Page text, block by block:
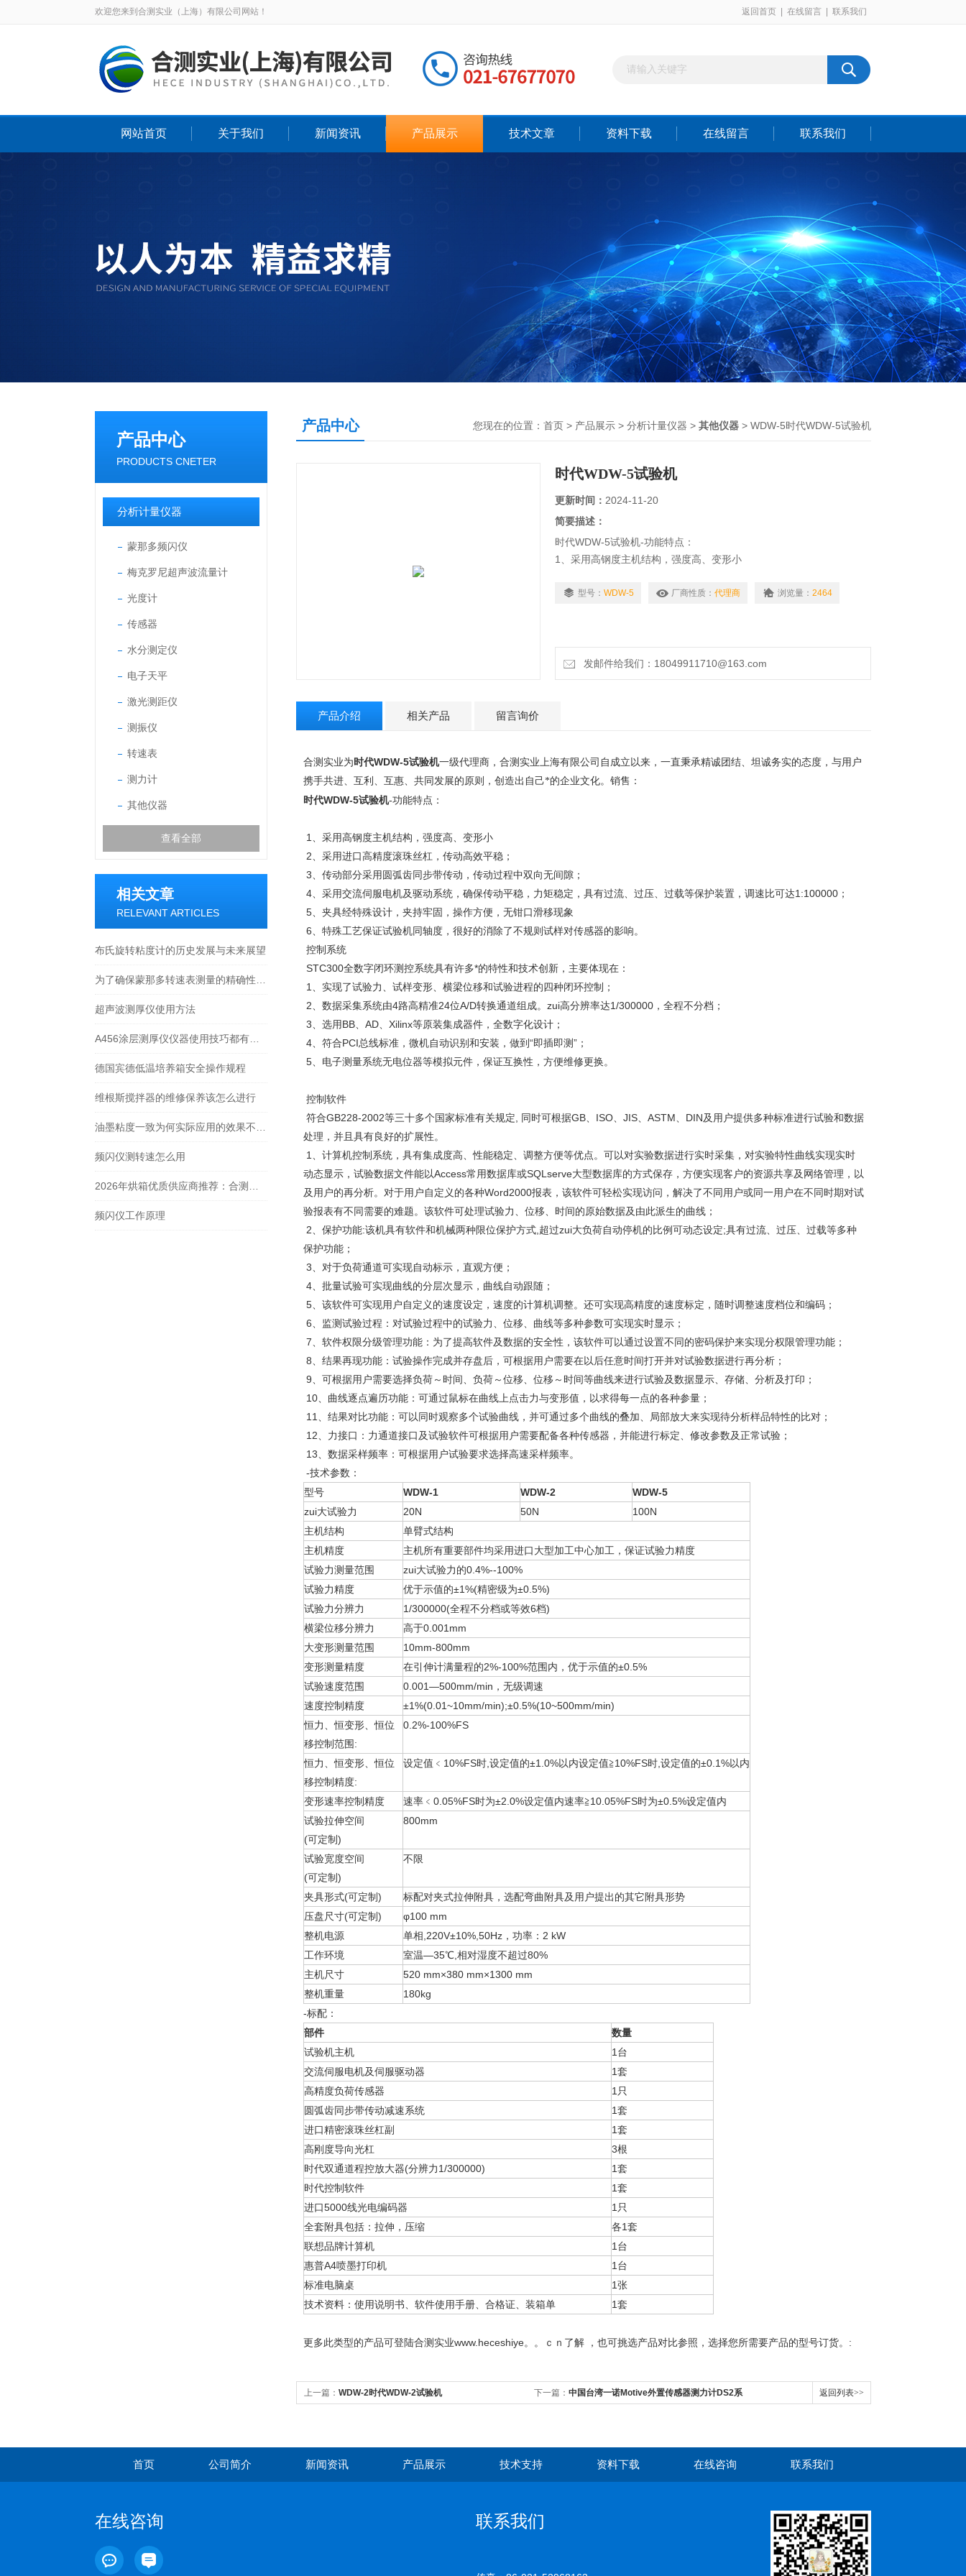
欢迎您来到合测实业（上海）有限公司网站！ 返回首页 在线留言 联系我们
网站首页 关于我们 新闻资讯 产品展示 技术文章 资料下载 在线留言 联系我们
产品中心
PRODUCTS CNETER
分析计量仪器
蒙那多频闪仪
梅克罗尼超声波流量计
光度计
传感器
水分测定仪
电子天平
激光测距仪
测振仪
转速表
测力计
其他仪器
查看全部
相关文章
RELEVANT ARTICLES
布氏旋转粘度计的历史发展与未来展望
超声波测厚仪使用方法
德国宾德低温培养箱安全操作规程
维根斯搅拌器的维修保养该怎么进行
频闪仪测转速怎么用
频闪仪工作原理
产品中心 您现在的位置： 首页 > 产品展示 > 分析计量仪器 > 其他仪器 > WDW-5时代WDW-5试验机
时代WDW-5试验机
更新时间： 2024-11-20
简要描述：
时代WDW-5试验机-功能特点：
1、采用高钢度主机结构，强度高、变形小
3、传动部分采用圆弧齿同步带传动，传动过程中双向无间隙；
5、夹具经特殊设计，夹持牢固，操作方便，无钳口滑移现象
型号： WDW-5 厂商性质： 代理商 浏览量： 2464
发邮件给我们：18049911710@163.com
产品介绍 相关产品 留言询价
合测实业为时代WDW-5试验机一级代理商，合测实业上海有限公司自成立以来，一直秉承精诚团结、坦诚务实的态度，与用户
携手共进、互利、互惠、共同发展的原则，创造出自己*的企业文化。销售：
时代WDW-5试验机-功能特点：
1、采用高钢度主机结构，强度高、变形小
2、采用进口高精度滚珠丝杠，传动高效平稳；
3、传动部分采用圆弧齿同步带传动，传动过程中双向无间隙；
4、采用交流伺服电机及驱动系统，确保传动平稳，力矩稳定，具有过流、过压、过载等保护装置，调速比可达1:100000；
5、夹具经特殊设计，夹持牢固，操作方便，无钳口滑移现象
6、特殊工艺保证试验机同轴度，很好的消除了不规则试样对传感器的影响。
控制系统
STC300全数字闭环测控系统具有许多*的特性和技术创新，主要体现在：
1、实现了试验力、试样变形、横梁位移和试验进程的四种闭环控制；
2、数据采集系统由4路高精准24位A/D转换通道组成。zui高分辨率达1/300000，全程不分档；
3、选用BB、AD、Xilinx等原装集成器件，全数字化设计；
4、符合PCI总线标准，微机自动识别和安装，做到“即插即测”；
5、电子测量系统无电位器等模拟元件，保证互换性，方便维修更换。
控制软件
符合GB228-2002等三十多个国家标准有关规定, 同时可根据GB、ISO、JIS、ASTM、DIN及用户提供多种标准进行试验和数据
处理，并且具有良好的扩展性。
1、计算机控制系统，具有集成度高、性能稳定、调整方便等优点。可以对实验数据进行实时采集，对实验特性曲线实现实时
动态显示，试验数据文件能以Access常用数据库或SQLserve大型数据库的方式保存，方便实现客户的资源共享及网络管理，以
及用户的再分析。对于用户自定义的各种Word2000报表，该软件可轻松实现访问，解决了不同用户或同一用户在不同时期对试
验报表有不同需要的难题。该软件可处理试验力、位移、时间的原始数据及由此派生的曲线；
2、保护功能:该机具有软件和机械两种限位保护方式,超过zui大负荷自动停机的比例可动态设定;具有过流、过压、过载等多种
保护功能；
3、对于负荷通道可实现自动标示，直观方便；
4、批量试验可实现曲线的分层次显示，曲线自动跟随；
5、该软件可实现用户自定义的速度设定，速度的计算机调整。还可实现高精度的速度标定，随时调整速度档位和编码；
6、监测试验过程：对试验过程中的试验力、位移、曲线等多种参数可实现实时显示；
7、软件权限分级管理功能：为了提高软件及数据的安全性，该软件可以通过设置不同的密码保护来实现分权限管理功能；
8、结果再现功能：试验操作完成并存盘后，可根据用户需要在以后任意时间打开并对试验数据进行再分析；
9、可根据用户需要选择负荷～时间、负荷～位移、位移～时间等曲线来进行试验及数据显示、存储、分析及打印；
10、曲线逐点遍历功能：可通过鼠标在曲线上点击力与变形值，以求得每一点的各种参量；
11、结果对比功能：可以同时观察多个试验曲线，并可通过多个曲线的叠加、局部放大来实现待分析样品特性的比对；
12、力接口：力通道接口及试验软件可根据用户需要配备各种传感器，并能进行标定、修改参数及正常试验；
13、数据采样频率：可根据用户试验要求选择高速采样频率。
-技术参数：
型号
WDW-1 WDW-2
WDW-5
zui大试验力
20N 50N
100N
主机结构
单臂式结构
主机精度
主机所有重要部件均采用进口大型加工中心加工，保证试验力精度
试验力测量范围
zui大试验力的0.4%--100%
试验力精度
优于示值的±1%(精密级为±0.5%)
试验力分辨力
1/300000(全程不分档或等效6档)
横梁位移分辨力
高于0.001mm
大变形测量范围
10mm-800mm
变形测量精度
在引伸计满量程的2%-100%范围内，优于示值的±0.5%
试验速度范围
0.001—500mm/min，无级调速
速度控制精度
±1%(0.01~10mm/min);±0.5%(10~500mm/min)
恒力、恒变形、恒位
移控制范围:
0.2%-100%FS
恒力、恒变形、恒位
移控制精度:
设定值﹤10%FS时,设定值的±1.0%以内设定值≧10%FS时,设定值的±0.1%以内
变形速率控制精度
速率﹤0.05%FS时为±2.0%设定值内速率≧10.05%FS时为±0.5%设定值内
试验拉伸空间
(可定制)
800mm
试验宽度空间
(可定制)
不限
夹具形式(可定制)
标配对夹式拉伸附具，选配弯曲附具及用户提出的其它附具形势
压盘尺寸(可定制)
φ100 mm
整机电源
单相,220V±10%,50Hz，功率：2 kW
工作环境
室温—35℃,相对湿度不超过80%
主机尺寸
520 mm×380 mm×1300 mm
整机重量
180kg
-标配：
部件
数量
试验机主机
1台
交流伺服电机及伺服驱动器
1套
高精度负荷传感器
1只
圆弧齿同步带传动减速系统
1套
进口精密滚珠丝杠副
1套
高刚度导向光杠
3根
时代双通道程控放大器(分辨力1/300000)
1套
时代控制软件
1套
进口5000线光电编码器
1只
全套附具包括：拉伸，压缩
各1套
联想品牌计算机
1台
惠普A4喷墨打印机
1台
标准电脑桌
1张
技术资料：使用说明书、软件使用手册、合格证、装箱单
1套
更多此类型的产品可登陆合测实业www.heceshiye。。ｃｎ 了解 ， 也可挑选产品对比参照，选择您所需要产品的型号订货。 :
上一篇： WDW-2时代WDW-2试验机 下一篇： 中国台湾一诺Motive外置传感器测力计DS2系 返回列表>>
首页 公司简介 新闻资讯 产品展示 技术支持 资料下载 在线咨询 联系我们
在线咨询 联系我们